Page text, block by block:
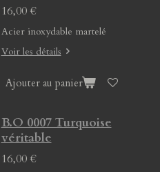
16,00 €
Acier inoxydable martelé
Voir les détails
Ajouter au panier
B.O 0007 Turquoise
véritable
16,00 €